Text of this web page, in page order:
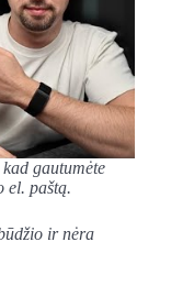
, kad gautumėte
el. paštą.
ir nėra